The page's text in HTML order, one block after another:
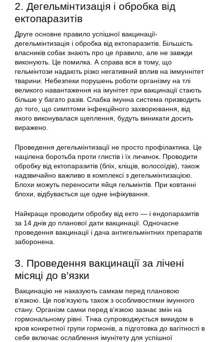
2. Дегельмінтизація і обробка від
ектопаразитів
Друге основне правило успішної вакцинації-
дегельмінтизація і обробка від ектопаразитів. Більшість
власників собак знають про це правило, але не завжди
виконують. Це помилка. А справа вся в тому, що
гельмінтози надають різко негативний вплив на іммуннітет
тварини. Небезпеки порушень роботи організму на тлі
великого навантаження на імунітет при вакцинації стають
більше у багато разів. Слабка імунна система призводить
до того, що симптоми інфекційного захворювання, від
якого виконувалася щеплення, будуть виникати досить
виражено.
Проведення дегельмінтизації не просто профілактика. Це
націлена боротьба проти глистів і їх личинок. Проводити
обробку від ектопаразитів (бліх, кліщів, волосоїдів), також
надзвичайно важливо в комплексі з дегельмінтизацією.
Блохи можуть переносити яйця гельмінтів. При ковтанні
блохи, відбувається ще одне інфікування.
Найкраще проводити обробку від екто — і ендопаразитів
за 14 днів до планової дати вакцинації. Одночасне
проведення вакцинації і дача антигельмінтних препаратів
заборонена.
3. Проведення вакцинації за лічені
місяці до в’язки
Вакцинацію не наказують самкам перед плановою
в’язкою. Це пов’язують також з особливостями імунного
стану. Організм самки перед в’язкою зазнає змін на
гормональному рівні. Тічка супроводжується викидом в
кров конкретної групи гормонів, а підготовка до вагітності в
себе включає ослаблення імунітету для успішної